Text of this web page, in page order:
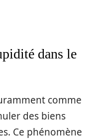
dans le
comme
des biens
Ce phénomène